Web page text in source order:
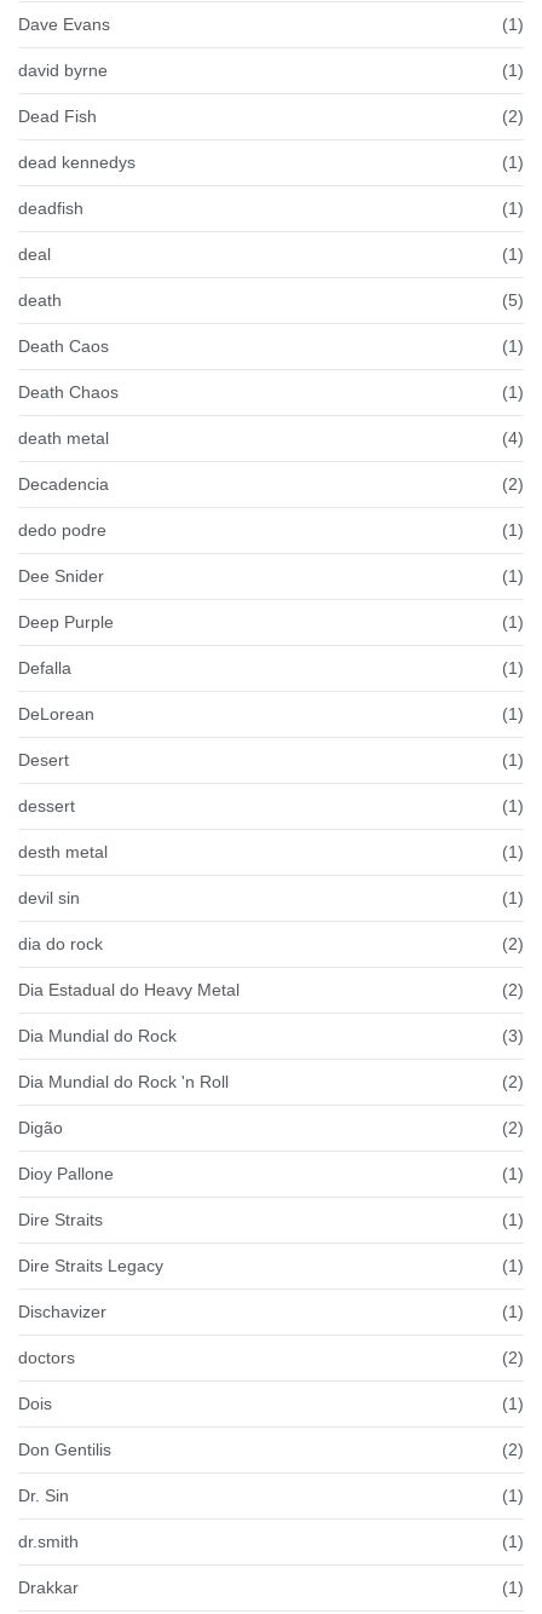
Dave Evans (1)
david byrne (1)
Dead Fish (2)
dead kennedys (1)
deadfish (1)
deal (1)
death (5)
Death Caos (1)
Death Chaos (1)
death metal (4)
Decadencia (2)
dedo podre (1)
Dee Snider (1)
Deep Purple (1)
Defalla (1)
DeLorean (1)
Desert (1)
dessert (1)
desth metal (1)
devil sin (1)
dia do rock (2)
Dia Estadual do Heavy Metal (2)
Dia Mundial do Rock (3)
Dia Mundial do Rock 'n Roll (2)
Digão (2)
Dioy Pallone (1)
Dire Straits (1)
Dire Straits Legacy (1)
Dischavizer (1)
doctors (2)
Dois (1)
Don Gentilis (2)
Dr. Sin (1)
dr.smith (1)
Drakkar (1)